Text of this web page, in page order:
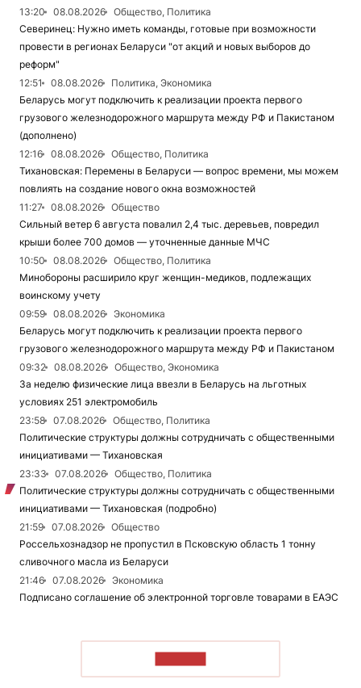
13:20
08.08.2026
Общество, Политика
Северинец: Нужно иметь команды, готовые при возможности
провести в регионах Беларуси "от акций и новых выборов до
реформ"
12:51
08.08.2026
Политика, Экономика
Беларусь могут подключить к реализации проекта первого
грузового железнодорожного маршрута между РФ и Пакистаном
(дополнено)
12:16
08.08.2026
Общество, Политика
Тихановская: Перемены в Беларуси — вопрос времени, мы можем
повлиять на создание нового окна возможностей
11:27
08.08.2026
Общество
Сильный ветер 6 августа повалил 2,4 тыс. деревьев, повредил
крыши более 700 домов — уточненные данные МЧС
10:50
08.08.2026
Общество, Политика
Минобороны расширило круг женщин-медиков, подлежащих
воинскому учету
09:59
08.08.2026
Экономика
Беларусь могут подключить к реализации проекта первого
грузового железнодорожного маршрута между РФ и Пакистаном
09:32
08.08.2026
Общество, Экономика
За неделю физические лица ввезли в Беларусь на льготных
условиях 251 электромобиль
23:58
07.08.2026
Общество, Политика
Политические структуры должны сотрудничать с общественными
инициативами — Тихановская
23:33
07.08.2026
Общество, Политика
Политические структуры должны сотрудничать с общественными
инициативами — Тихановская (подробно)
21:59
07.08.2026
Общество
Россельхознадзор не пропустил в Псковскую область 1 тонну
сливочного масла из Беларуси
21:46
07.08.2026
Экономика
Подписано соглашение об электронной торговле товарами в ЕАЭС